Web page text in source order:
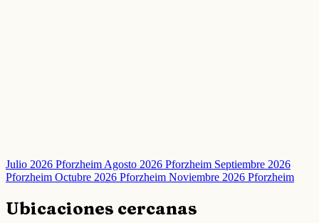
Julio 2026 PforzheimAgosto 2026 Pforzheim Septiembre 2026
Pforzheim Octubre 2026 Pforzheim Noviembre 2026 Pforzheim
Ubicaciones cercanas